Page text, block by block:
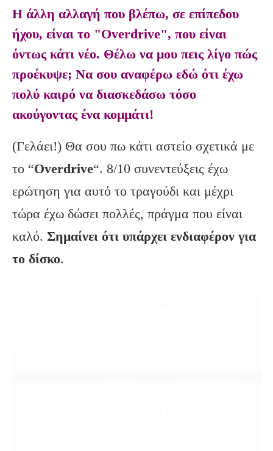
Η άλλη αλλαγή που βλέπω, σε επίπεδου
ήχου, είναι το "Overdrive", που είναι
όντως κάτι νέο. Θέλω να μου πεις λίγο πώς
προέκυψε; Να σου αναφέρω εδώ ότι έχω
πολύ καιρό να διασκεδάσω τόσο
ακούγοντας ένα κομμάτι!
(Γελάει!) Θα σου πω κάτι αστείο σχετικά με
το “Overdrive“. 8/10 συνεντεύξεις έχω
ερώτηση για αυτό το τραγούδι και μέχρι
τώρα έχω δώσει πολλές, πράγμα που είναι
καλό. Σημαίνει ότι υπάρχει ενδιαφέρον για
το δίσκο.